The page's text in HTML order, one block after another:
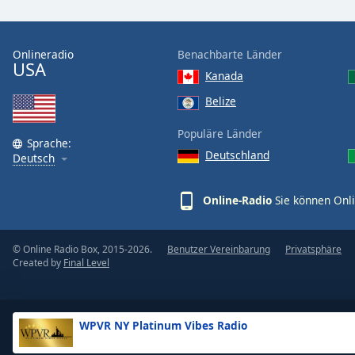
Text
Opacity
Area
Background
WPVR NY Platinum Vibes Radio
Onlineradio
USA
Sprache:
Deutsch
Benachbarte Länder
Kanada
Belize
Populäre Länder
Deutschland
Online-Radio Sie können
© Online Radio Box, 2015-2026.
Created by Final Level
Benutzer Vereinbarung Privatsphäre